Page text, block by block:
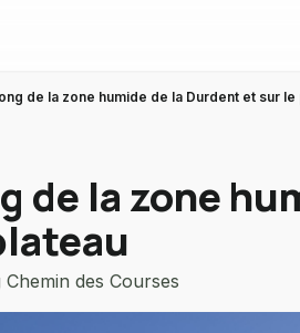
de la zone humide de la Durdent et sur le
de la zone
Chemin des Courses